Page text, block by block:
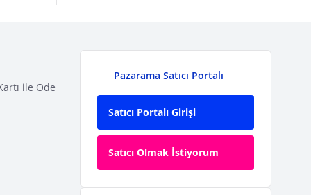
ile Öde
Pazarama Satıcı Portalı
Satıcı Portalı Girişi
Satıcı Olmak İstiyorum